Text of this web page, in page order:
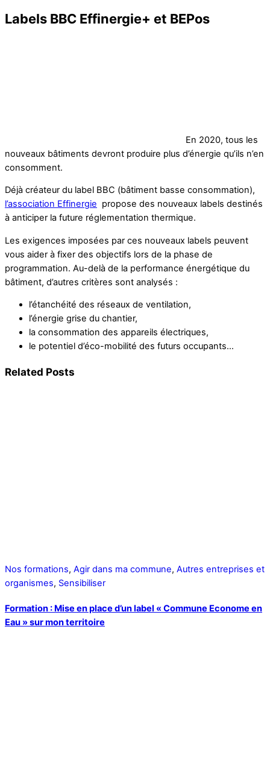
Labels BBC Effinergie+ et BEPos
En 2020, tous les
nouveaux bâtiments devront produire plus d’énergie qu’ils n’en
consomment.
Déjà créateur du label BBC (bâtiment basse consommation),
l’association Effinergie propose des nouveaux labels destinés
à anticiper la future réglementation thermique.
Les exigences imposées par ces nouveaux labels peuvent
vous aider à fixer des objectifs lors de la phase de
programmation. Au-delà de la performance énergétique du
bâtiment, d’autres critères sont analysés :
l’étanchéité des réseaux de ventilation,
l’énergie grise du chantier,
la consommation des appareils électriques,
le potentiel d’éco-mobilité des futurs occupants…
Related Posts
Nos formations, Agir dans ma commune, Autres entreprises et
organismes, Sensibiliser
Formation : Mise en place d’un label « Commune Econome en
Eau » sur mon territoire